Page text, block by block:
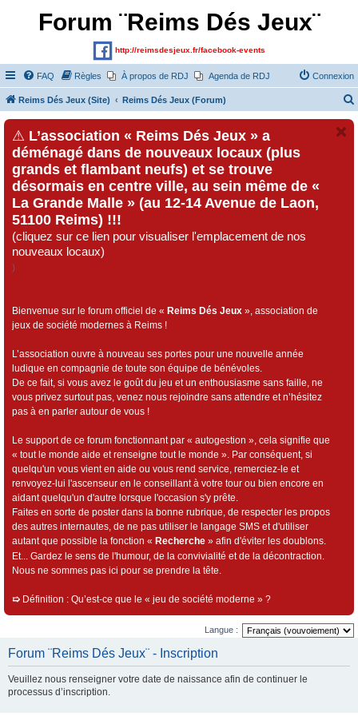
Forum ¨Reims Dés Jeux¨
http://reimsdesjeux.fr/facebook-events
FAQ Règles À propos de RDJ Agenda de RDJ Connexion
Reims Dés Jeux (Site) Reims Dés Jeux (Forum)
⚠ L’association « Reims Dés Jeux » a
déménagé dans de nouveaux locaux (plus
grands et flambant neufs) et se trouve
désormais en centre ville, au sein même de «
La Grande Malle » (au 12-14 Avenue de Laon,
51100 Reims) !!!
(cliquez sur ce lien pour visualiser l'emplacement de nos
nouveaux locaux)
)
Bienvenue sur le forum officiel de « Reims Dés Jeux », association de
jeux de société modernes à Reims !
L’association ouvre à nouveau ses portes pour une nouvelle année
ludique en compagnie de toute son équipe de bénévoles.
De ce fait, si vous avez le goût du jeu et un enthousiasme sans faille, ne
vous privez surtout pas, venez nous rejoindre sans attendre et n’hésitez
pas à en parler autour de vous !
Le support de ce forum fonctionnant par « autogestion », cela signifie que
« tout le monde aide et renseigne tout le monde ». Par conséquent, si
quelqu'un vous vient en aide ou vous rend service, remerciez-le et
renvoyez-lui l'ascenseur en le conseillant à votre tour ou bien encore en
aidant quelqu'un d'autre lorsque l'occasion s'y prête.
Faites en sorte de poster dans la bonne rubrique, de respecter les propos
des autres internautes, de ne pas utiliser le langage SMS et d'utiliser
autant que possible la fonction « Recherche » afin d'éviter les doublons.
Et... Gardez le sens de l'humour, de la convivialité et de la décontraction.
Nous ne sommes pas ici pour se prendre la tête.
➯ Définition : Qu’est-ce que le « jeu de société moderne » ?
Langue :
Forum ¨Reims Dés Jeux¨ - Inscription
Veuillez nous renseigner votre date de naissance afin de continuer le
processus d’inscription.